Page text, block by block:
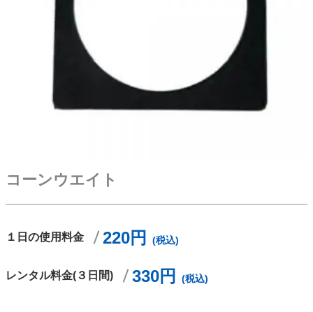
コーンウエイト
１日の使用料金 220円 (税込)
レンタル料金(３日間) 330円 (税込)